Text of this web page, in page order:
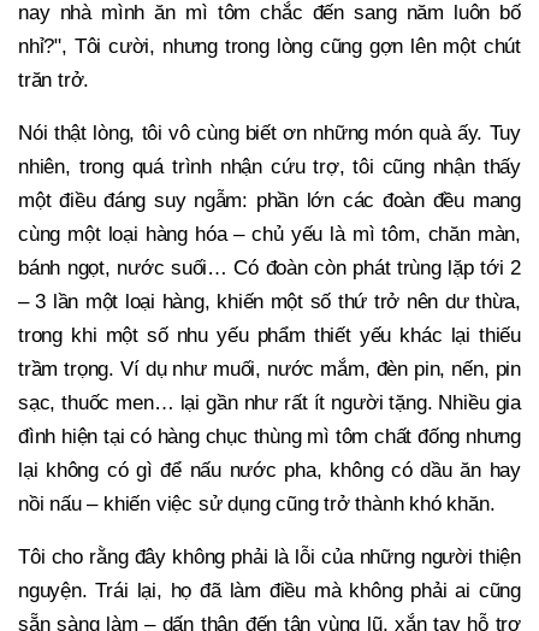
nay nhà mình ăn mì tôm chắc đến sang năm luôn bố
nhỉ?", Tôi cười, nhưng trong lòng cũng gợn lên một chút
trăn trở.
Nói thật lòng, tôi vô cùng biết ơn những món quà ấy. Tuy
nhiên, trong quá trình nhận cứu trợ, tôi cũng nhận thấy
một điều đáng suy ngẫm: phần lớn các đoàn đều mang
cùng một loại hàng hóa – chủ yếu là mì tôm, chăn màn,
bánh ngọt, nước suối… Có đoàn còn phát trùng lặp tới 2
– 3 lần một loại hàng, khiến một số thứ trở nên dư thừa,
trong khi một số nhu yếu phẩm thiết yếu khác lại thiếu
trầm trọng. Ví dụ như muối, nước mắm, đèn pin, nến, pin
sạc, thuốc men… lại gần như rất ít người tặng. Nhiều gia
đình hiện tại có hàng chục thùng mì tôm chất đống nhưng
lại không có gì để nấu nước pha, không có dầu ăn hay
nồi nấu – khiến việc sử dụng cũng trở thành khó khăn.
Tôi cho rằng đây không phải là lỗi của những người thiện
nguyện. Trái lại, họ đã làm điều mà không phải ai cũng
sẵn sàng làm – dấn thân đến tận vùng lũ, xắn tay hỗ trợ